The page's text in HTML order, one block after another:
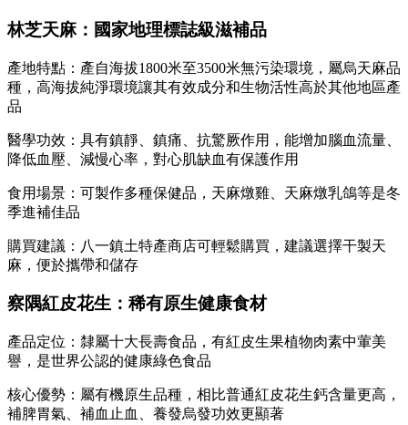
林芝天麻：國家地理標誌級滋補品
產地特點：產自海拔1800米至3500米無污染環境，屬烏天麻品
種，高海拔純淨環境讓其有效成分和生物活性高於其他地區產
品
醫學功效：具有鎮靜、鎮痛、抗驚厥作用，能增加腦血流量、
降低血壓、減慢心率，對心肌缺血有保護作用
食用場景：可製作多種保健品，天麻燉雞、天麻燉乳鴿等是冬
季進補佳品
購買建議：八一鎮土特產商店可輕鬆購買，建議選擇干製天
麻，便於攜帶和儲存
察隅紅皮花生：稀有原生健康食材
產品定位：隸屬十大長壽食品，有紅皮生果植物肉素中葷美
譽，是世界公認的健康綠色食品
核心優勢：屬有機原生品種，相比普通紅皮花生鈣含量更高，
補脾胃氣、補血止血、養發烏發功效更顯著